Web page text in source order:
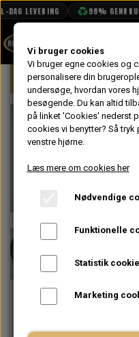
LEVERING 98%
BOOK TID
PROJEKTER
TEKNISK DATA
VANDPOLERING
Forside Mini
På lager
Vi bruger cookies
Vi bruger egne cookies og
personalisere din
undersøge, hvordan vores
besøgende. Du kan altid
på linket 'Cookies' nederst
cookies vi benytter? Så
venstre hjørne.
Læs mere om cookies her
Nødvendige
Funktionelle
Statistik
Marketing